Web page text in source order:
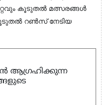
ഏറ്റവും കൂടുതൽ മത്സരങ്ങൾ
കൂടുതൽ റൺസ് നേടിയ
ആഗ്രഹിക്കുന്ന